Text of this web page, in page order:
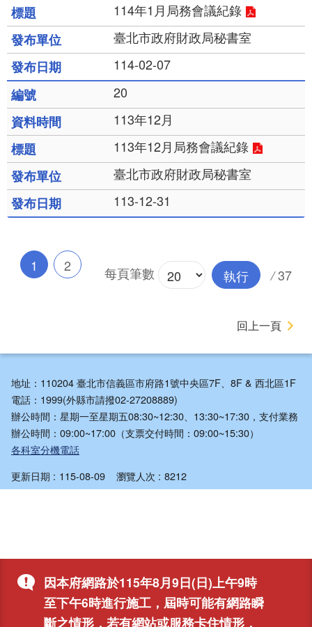
因本府網路於115年8月9日(日)上午9時
至下午6時進行施工，屆時可能有網路瞬
斷之情形，若有網站或服務卡住情形，
114年1月局務會議紀錄
臺北市政府財政局秘書室
114-02-07
20
113年12月
113年12月局務會議紀錄
臺北市政府財政局秘書室
113-12-31
1 2 每頁筆數 執行 / 37
回上一頁
地址：110204 臺北市信義區市府路1號中央區7F、8F & 西北區1F
電話：1999(外縣市請撥02-27208889)
辦公時間：星期一至星期五08:30~12:30、13:30~17:30，支付業務
辦公時間：09:00~17:00（支票交付時間：09:00~15:30）
各科室分機電話
更新日期
115-08-09 瀏覽人次 8212